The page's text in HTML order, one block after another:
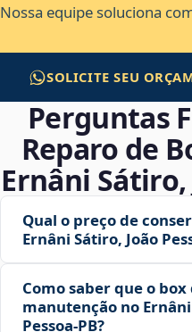
Nossa equipe soluciona
SOLICITE SEU
Perguntas
Reparo de
Ernâni Sátiro,
Qual o preço de
Ernâni Sátiro, João
Como saber que o
manutenção no
Pessoa‑PB?